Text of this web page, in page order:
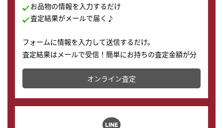
お品物の情報を入力するだけ
査定結果がメールで届く♪
フォームに情報を入力して送信するだけ。
査定結果はメールで受信！簡単にお持ちの査定金額が分
かります。
オンライン査定